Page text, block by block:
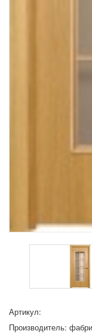
Артикул:
Производитель: